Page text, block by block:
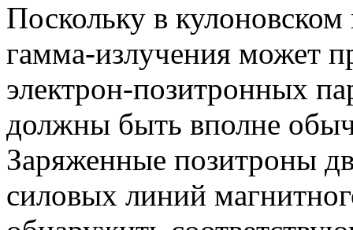
Поскольку в
гамма-излучения может
электрон-позитронных
должны быть вполне
Заряженные позитроны
силовых линий